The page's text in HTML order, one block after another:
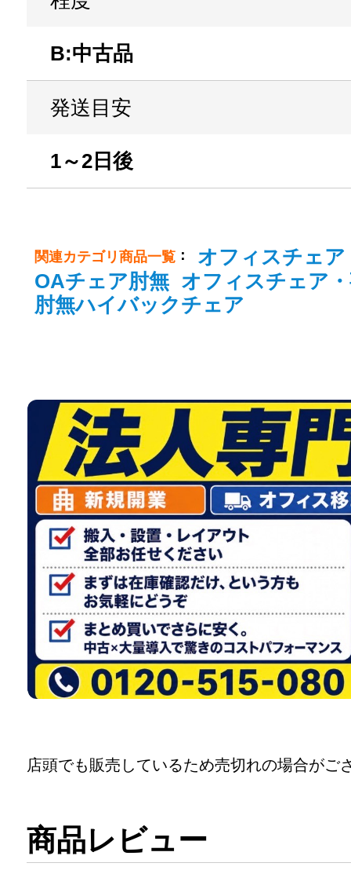
B:中古品
発送目安
1～2日後
関連カテゴリ商品一覧 ：
オフィスチェア
OAチェア肘無 オフィスチェア
肘無ハイバックチェア
店頭でも販売しているため売切れの場合がご
商品レビュー